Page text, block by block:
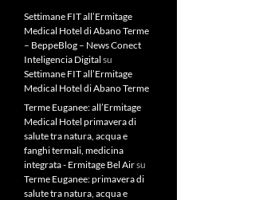
Settimane FIT all’Ermitage
Medical Hotel di Abano Terme
– BeppeBlog – News Conect
Inteligencia Digital su
Settimane FIT all’Ermitage
Medical Hotel di Abano Terme
Terme Euganee: all’Ermitage
Medical Hotel primavera di
salute tra natura, acqua e
fanghi termali, medicina
integrata - Ermitage Bel Airsu
Terme Euganee: primavera di
salute tra natura, acqua e